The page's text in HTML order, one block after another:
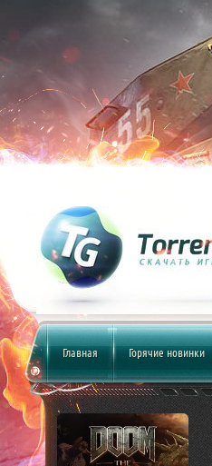
Главная Горячие новинки